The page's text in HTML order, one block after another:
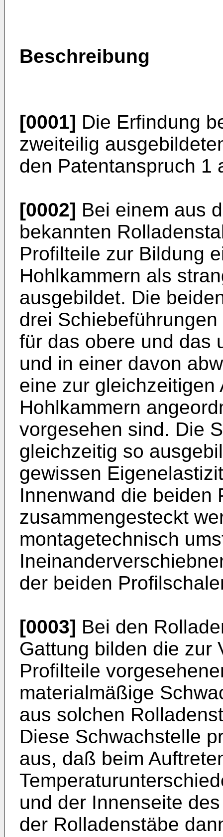
Beschreibung
[0001] Die Erfindung
zweiteilig
den Patentanspruch 1
[0002] Bei einem aus
bekannten
Profilteile zur Bildung
Hohlkammern als
ausgebildet. Die
drei
für das obere und das
und in einer davon
eine zur gleichzeitigen
Hohlkammern
vorgesehen sind. Die
gleichzeitig so
gewissen
Innenwand die beiden
zusammengesteckt
montagetechnisch
der beiden
[0003] Bei den
Gattung bilden die zur
Profilteile
materialmäßige
aus solchen
Diese Schwachstelle
aus, daß beim
und der Innenseite
der Rolladenstäbe